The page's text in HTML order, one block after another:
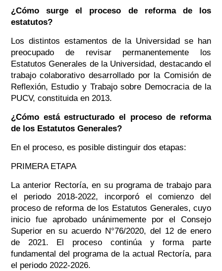
¿Cómo surge el proceso de reforma de los
estatutos?
Los distintos estamentos de la Universidad se han
preocupado de revisar permanentemente los
Estatutos Generales de la Universidad, destacando el
trabajo colaborativo desarrollado por la Comisión de
Reflexión, Estudio y Trabajo sobre Democracia de la
PUCV, constituida en 2013.
¿Cómo está estructurado el proceso de reforma
de los Estatutos Generales?
En el proceso, es posible distinguir dos etapas:
PRIMERA ETAPA
La anterior Rectoría, en su programa de trabajo para
el periodo 2018-2022, incorporó el comienzo del
proceso de reforma de los Estatutos Generales, cuyo
inicio fue aprobado unánimemente por el Consejo
Superior en su acuerdo N°76/2020, del 12 de enero
de 2021. El proceso continúa y forma parte
fundamental del programa de la actual Rectoría, para
el periodo 2022-2026.